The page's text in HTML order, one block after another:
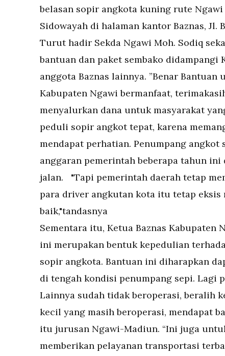
belasan sopir angkota kuning rute
Sidowayah di halaman kantor Baznas,
Turut hadir Sekda Ngawi Moh. Sodiq
bantuan dan paket sembako didampangi
anggota Baznas lainnya. ”Benar
Kabupaten Ngawi bermanfaat,
menyalurkan dana untuk masyarakat
peduli sopir angkot tepat, karena
mendapat perhatian. Penumpang angkot
anggaran pemerintah beberapa tahun
jalan. "Tapi pemerintah daerah tetap
para driver angkutan kota itu tetap eksis
baik,"tandasnya
Sementara itu, Ketua Baznas Kabupaten
ini merupakan bentuk kepedulian
sopir angkota. Bantuan ini diharapkan
di tengah kondisi penumpang sepi. Lagi
Lainnya sudah tidak beroperasi, beralih
kecil yang masih beroperasi, mendapat
itu jurusan Ngawi-Madiun. “Ini juga
memberikan pelayanan transportasi